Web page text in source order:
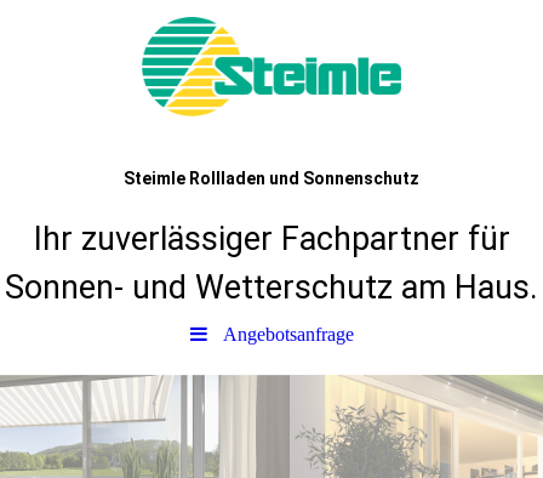
Steimle Rollladen und Sonnenschutz
Ihr zuverlässiger Fachpartner für
Sonnen- und Wetterschutz am Haus.
Angebotsanfrage